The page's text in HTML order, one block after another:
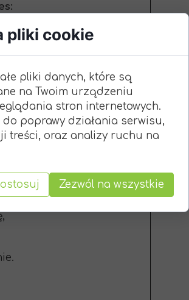
zbiórki: 9.00 - 15.00
startu i zakończenia: Białe
zbiórki: Obrzeża miasta
ze sobą:
odpowiednie do pogody,
autobusowe strefa A lub
pliki cookie
pliki danych, które są
na Twoim urządzeniu
stron internetowych.
do poprawy działania serwisu,
treści, oraz analizy ruchu na
Zezwól na wszystkie